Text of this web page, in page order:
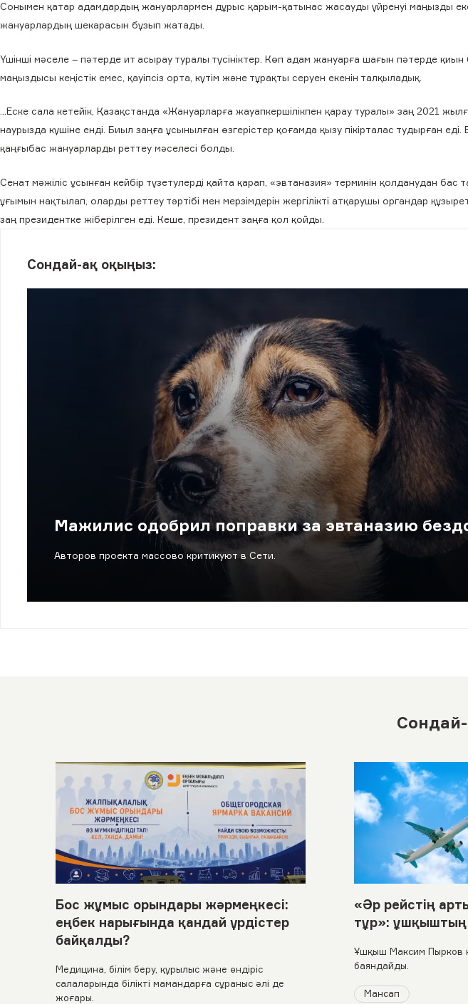
Сонымен қатар адамдардың жануарлармен дұрыс қарым-қатынас жасауды үйренуі маңызды
жануарлардың шекарасын бұзып жатады.
Үшінші мәселе – пәтерде ит асырау туралы түсініктер. Көп адам жануарға шағын пәтерде
маңыздысы кеңістік емес, қауіпсіз орта, күтім және тұрақты серуен екенін талқыладық.
…Еске сала кетейік, Қазақстанда «Жануарларға жауапкершілікпен қарау туралы» заң 2021
наурызда күшіне енді. Биыл заңға ұсынылған өзгерістер қоғамда қызу пікірталас тудырған
қаңғыбас жануарларды реттеу мәселесі болды.
Сенат мәжіліс ұсынған кейбір түзетулерді қайта қарап, «эвтаназия» терминін қолданудан
ұғымын нақтылап, оларды реттеу тәртібі мен мерзімдерін жергілікті атқарушы органдар
заң президентке жіберілген еді. Кеше, президент заңға қол қойды.
Сондай-ақ оқыңыз:
Мажилис одобрил поправки за эвтаназию
Авторов проекта массово критикуют в Сети.
Бос жұмыс орындары жәрмеңкесі:
еңбек нарығында қандай үрдістер
байқалды?
Медицина, білім беру, құрылыс және өндіріс
салаларында білікті мамандарға сұраныс әлі де
жоғары.
«Әр рейстің
тұр»:
Ұшқыш Максим Пырков
баяндайды.
Мансап